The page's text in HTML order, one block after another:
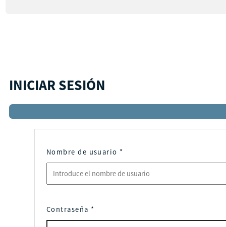
INICIAR SESIÓN
Nombre de usuario *
Contraseña *